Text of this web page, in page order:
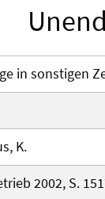
in sonstigen
K.
2002, S.